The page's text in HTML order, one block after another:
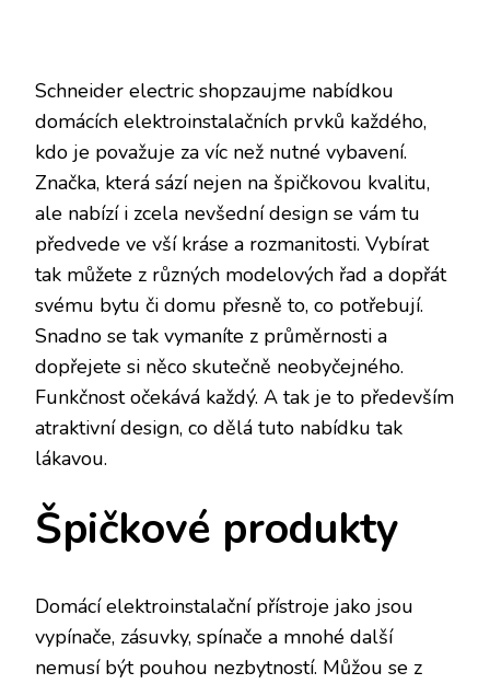
Schneider electric shopzaujme nabídkou
domácích elektroinstalačních prvků každého,
kdo je považuje za víc než nutné vybavení.
Značka, která sází nejen na špičkovou kvalitu,
ale nabízí i zcela nevšední design se vám tu
předvede ve vší kráse a rozmanitosti. Vybírat
tak můžete z různých modelových řad a dopřát
svému bytu či domu přesně to, co potřebují.
Snadno se tak vymaníte z průměrnosti a
dopřejete si něco skutečně neobyčejného.
Funkčnost očekává každý. A tak je to především
atraktivní design, co dělá tuto nabídku tak
lákavou.
Špičkové produkty
Domácí elektroinstalační přístroje jako jsou
vypínače, zásuvky, spínače a mnohé další
nemusí být pouhou nezbytností. Můžou se z